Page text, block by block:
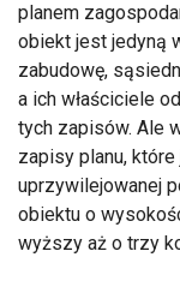
planem
obiekt jest jedyną
zabudowę,
a ich właściciele
tych zapisów. Ale
zapisy planu,
uprzywilejowanej
obiektu o
wyższy aż o trzy